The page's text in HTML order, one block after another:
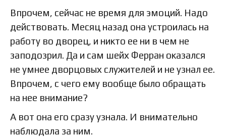
Впрочем, сейчас не время для эмоций. Надо
действовать. Месяц назад она устроилась на
работу во дворец, и никто ее ни в чем не
заподозрил. Да и сам шейх Ферран оказался
не умнее дворцовых служителей и не узнал ее.
Впрочем, с чего ему вообще было обращать
на нее внимание?
А вот она его сразу узнала. И внимательно
наблюдала за ним.